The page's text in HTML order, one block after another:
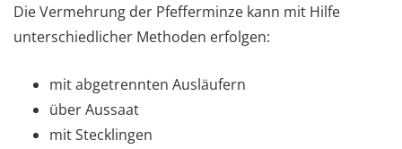
Die Vermehrung der Pfefferminze kann mit Hilfe
unterschiedlicher Methoden erfolgen:
mit abgetrennten Ausläufern
über Aussaat
mit Stecklingen